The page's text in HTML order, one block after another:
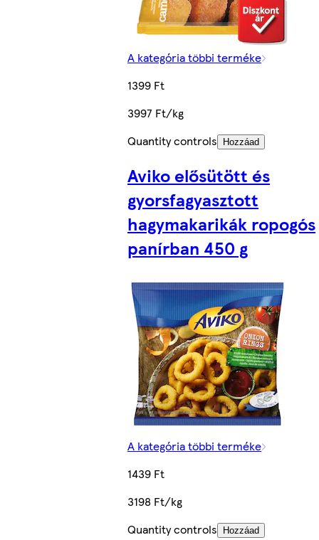
A kategória többi terméke
1399 Ft
3997 Ft/kg
Quantity controls
Hozzáad
Aviko elősütött és
gyorsfagyasztott
hagymakarikák ropogós
panírban 450 g
A kategória többi terméke
1439 Ft
3198 Ft/kg
Quantity controls
Hozzáad